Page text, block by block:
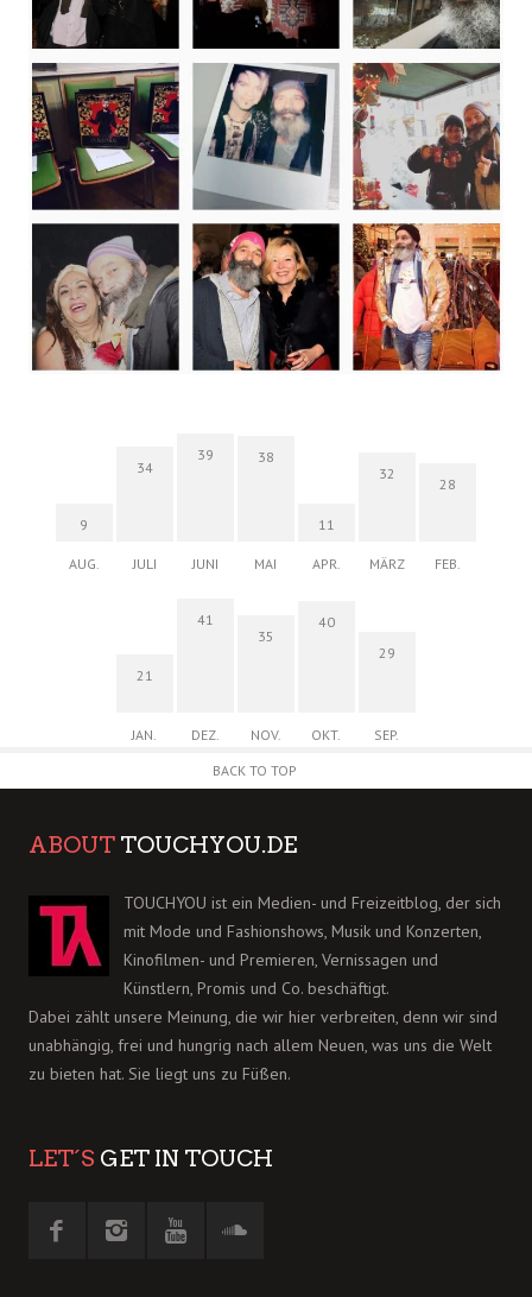
9
AUG.
34
JULI
39
JUNI
38
MAI
11
APR.
32
MÄRZ
28
FEB.
21
JAN.
41
DEZ.
35
NOV.
40
OKT.
29
SEP.
BACK TO TOP
ABOUT TOUCHYOU.DE
TOUCHYOU ist ein Medien- und Freizeitblog, der sich
mit Mode und Fashionshows, Musik und Konzerten,
Kinofilmen- und Premieren, Vernissagen und
Künstlern, Promis und Co. beschäftigt.
Dabei zählt unsere Meinung, die wir hier verbreiten, denn wir sind
unabhängig, frei und hungrig nach allem Neuen, was uns die Welt
zu bieten hat. Sie liegt uns zu Füßen.
LET´S GET IN TOUCH